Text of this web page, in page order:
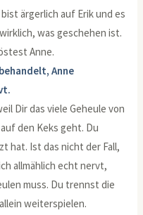
ärgerlich auf Erik und es
was geschehen ist.
Anne.
Anne
Dir das viele Geheule von
den Keks geht. Du
hat. Ist das nicht der Fall,
allmählich echt nervt,
muss. Du trennst die
weiterspielen.